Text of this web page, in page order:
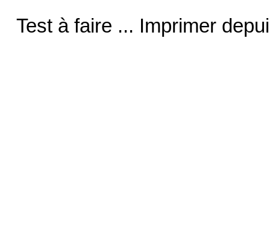
Test à faire ... Imprimer